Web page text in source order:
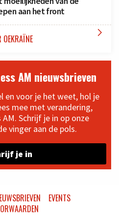
aan het front
OEKRAÏNE 
AM nieuwsbrieven
en voor je het weet, hol je
mee met verandering,
Schrijf je in op onze
vinger aan de pols.
je in
EVENTS